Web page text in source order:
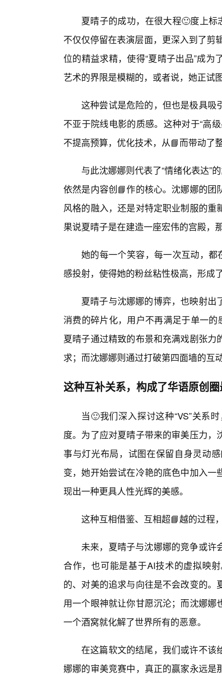
夏晴子的成功，在很大程🙂度上标
不仅仅停留在表演层面，更深入到了剪
位的精益求精，使得“夏晴子出品”成
艺术的界限是模糊的，或者说，她正试
这种尝试是危险的，但也是极具吸
不亚于院线电影的质感。这种对于“高
不提高预算，优化技术，从📘而带动了
与此沈娜娜则代表了“情绪化表达”
依然是内容创📘作的核心。沈娜娜的
风格的融入，还是对特定职业制服的
果说夏晴子是在建造一座宏伟的宫殿，
她的每一个笑容，每一次互动，都
感投射，使得她的粉丝粘性极高，形成
夏晴子与沈娜娜的博弈，也映射
消费的碎片化，用户不再满足于单一
夏晴子通过精致的布景和充满戏剧张
求；而沈娜娜则通过打破第四面墙的互
这种互补关系，构成了华语原创
当🙂我们深入探讨这种“VS”关系
度。为了应对夏晴子带来的审美压力
事与灯光布局，试图在保留自身灵动
变，她开始尝试在冷艳的底色中加入
现出一种更具人性光辉的美感。
这种互相借鉴、互相超📘越的过程
未来，夏晴子与沈娜娜的竞争或
合作，也可能是基于AI技术的虚拟映
的、对美的追求与向往是不会改变的
用一个眼神就让你甘愿沉沦；而沈娜
一个酒窝就化解了世界所有的恶意。
在这篇软文的结尾，我们或许不该
娜娜的审美竞赛中，真正的赢家永远